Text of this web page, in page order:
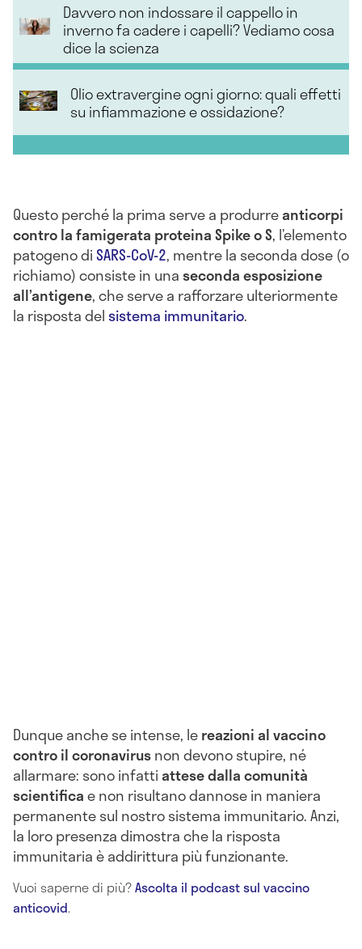
Davvero non indossare il cappello in
inverno fa cadere i capelli? Vediamo cosa
dice la scienza
Olio extravergine ogni giorno: quali effetti
su infiammazione e ossidazione?
Questo perché la prima serve a produrreanticorpi
contro la famigerata proteina Spike o S, l’elemento
patogeno diSARS-CoV-2, mentre la seconda dose (o
richiamo) consiste in unaseconda esposizione
all’antigene, che serve a rafforzare ulteriormente
la risposta del sistema immunitario.
Dunque anche se intense, lereazioni al vaccino
contro il coronavirusnon devono stupire, né
allarmare: sono infattiattese dalla comunità
scientificae non risultano dannose in maniera
permanente sul nostro sistema immunitario. Anzi,
la loro presenza dimostra che la risposta
immunitaria è addirittura più funzionante.
Vuoi saperne di più?Ascolta il podcast sul vaccino
anticovid.